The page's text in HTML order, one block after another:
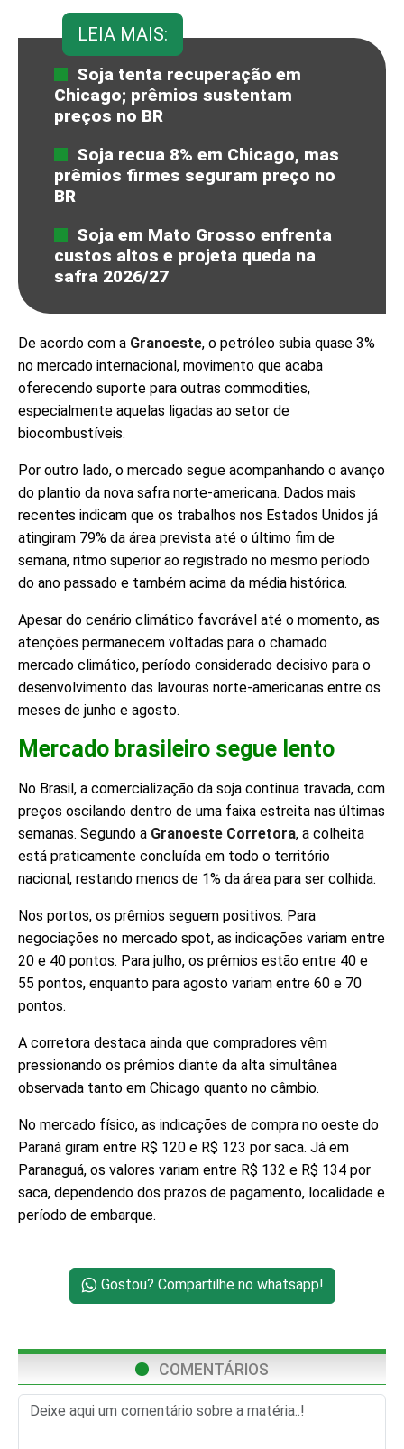
LEIA MAIS:
Soja tenta recuperação em
Chicago; prêmios sustentam
preços no BR
Soja recua 8% em Chicago, mas
prêmios firmes seguram preço no
BR
Soja em Mato Grosso enfrenta
custos altos e projeta queda na
safra 2026/27
De acordo com a Granoeste, o petróleo subia quase 3%
no mercado internacional, movimento que acaba
oferecendo suporte para outras commodities,
especialmente aquelas ligadas ao setor de
biocombustíveis.
Por outro lado, o mercado segue acompanhando o avanço
do plantio da nova safra norte-americana. Dados mais
recentes indicam que os trabalhos nos Estados Unidos já
atingiram 79% da área prevista até o último fim de
semana, ritmo superior ao registrado no mesmo período
do ano passado e também acima da média histórica.
Apesar do cenário climático favorável até o momento, as
atenções permanecem voltadas para o chamado
mercado climático, período considerado decisivo para o
desenvolvimento das lavouras norte-americanas entre os
meses de junho e agosto.
Mercado brasileiro segue lento
No Brasil, a comercialização da soja continua travada, com
preços oscilando dentro de uma faixa estreita nas últimas
semanas. Segundo a Granoeste Corretora, a colheita
está praticamente concluída em todo o território
nacional, restando menos de 1% da área para ser colhida.
Nos portos, os prêmios seguem positivos. Para
negociações no mercado spot, as indicações variam entre
20 e 40 pontos. Para julho, os prêmios estão entre 40 e
55 pontos, enquanto para agosto variam entre 60 e 70
pontos.
A corretora destaca ainda que compradores vêm
pressionando os prêmios diante da alta simultânea
observada tanto em Chicago quanto no câmbio.
No mercado físico, as indicações de compra no oeste do
Paraná giram entre R$ 120 e R$ 123 por saca. Já em
Paranaguá, os valores variam entre R$ 132 e R$ 134 por
saca, dependendo dos prazos de pagamento, localidade e
período de embarque.
Gostou? Compartilhe no whatsapp!
COMENTÁRIOS